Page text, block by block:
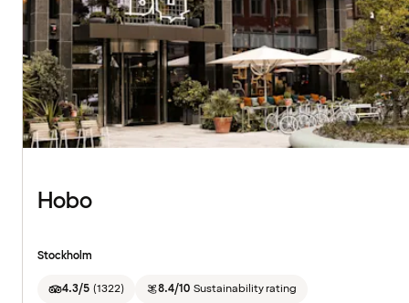
Hobo
Stockholm
4.3/5 (1322) 8.4/10 Sustainability rating